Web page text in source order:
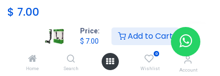
Price:
$ 7.00 Add to Cart
Home Search
0
Wishlist Account
$ 7.00
Agregar al carrito
Agregar a la lista de deseos